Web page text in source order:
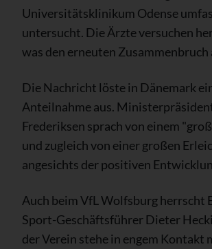
Universitätsklinikum Odense
untersucht. Die Ärzte versuchen
was den erneuten Zusammenbruch
Die Nachricht löste in Dänemark
Anteilnahme aus.
Frederiksen sprach von einem
und zugleich von einer großen
angesichts der positiven
Auch beim VfL Wolfsburg herrscht
Sport-Geschäftsführer Dieter
der Verein stehe in engem Kontakt